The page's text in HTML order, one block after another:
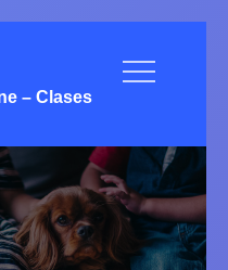
– Clases